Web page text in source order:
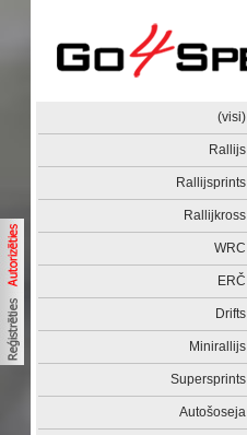
(visi)
Rallijs
Rallijsprints
Rallijkross
WRC
ERČ
Drifts
Minirallijs
Supersprints
Autošoseja